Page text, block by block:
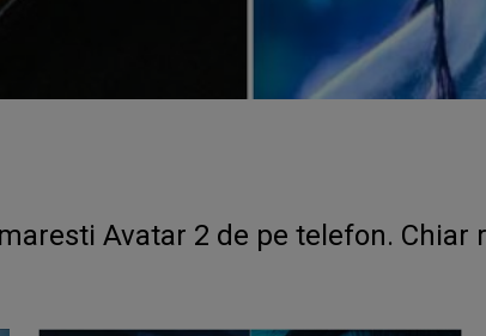
Avatar 2 de pe telefon.